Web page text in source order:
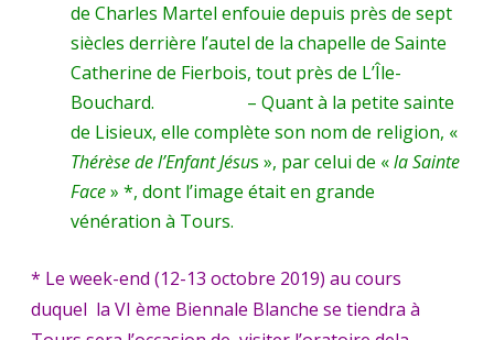
de Charles Martel enfouie depuis près de sept
siècles derrière l’autel de la chapelle de Sainte
Catherine de Fierbois, tout près de L’Île-
Bouchard. – Quant à la petite sainte
de Lisieux, elle complète son nom de religion, «
Thérèse de l’Enfant Jésus », par celui de «la Sainte
Face» *, dont l’image était en grande
vénération à Tours.
* Le week-end (12-13 octobre 2019) au cours
duquel la VI ème Biennale Blanche se tiendra à